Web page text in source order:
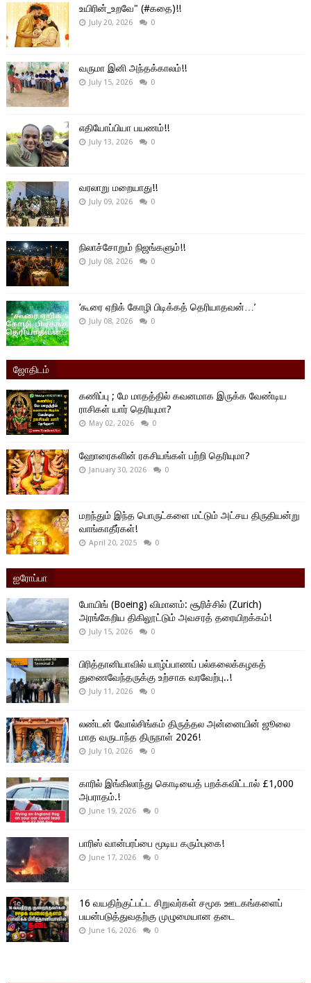
உயிரின்_உறவே" (#கதை)!!
July 20, 2026 0
வருமா இனி அந்தக்காலம்!!
July 15, 2026 0
எதியோப்பியா பயணம்!!
July 13, 2026 0
வரலாறு மறையாது!!
July 09, 2026 0
நிலாச்சோறும் நிஜங்களும்!!
July 08, 2026 0
‘கூரை ஏறிக் கோழி பிடிக்கத் தெரியாதவன்…’
July 08, 2026 0
ஜோதிடம்
கணிப்பு ; மே மாதத்தில் கவனமாக இருக்க வேண்டிய
ராசிகள் யார் தெரியுமா?
May 02, 2026 0
ஹோரைகளின் ரகசியங்கள் பற்றி தெரியுமா?
January 30, 2026 0
மறந்தும் இந்த பொருட்களை மட்டும் அட்சய திருதியன்று
வாங்காதீர்கள்!
April 20, 2025 0
ஐரோப்பா
போயிங் (Boeing) விமானம்: சூரிச்சில் (Zurich)
அரங்கேறிய திகிலூட்டும் அவசரத் தரையிறக்கம்!
July 15, 2026 0
பிரித்தானியாவில் யாழ்ப்பாணப் பல்கலைக்கழகத்
துணைவேந்தருக்கு உற்சாக வரவேற்பு..!
July 11, 2026 0
லண்டன் வோல்சிங்கம் திருத்தல அன்னையின் ஜூலை
மாத வருடாந்த திருநாள் 2026!
July 10, 2026 0
காரில் இங்கிலாந்து கொடியைத் பறக்கவிட்டால் £1,000
அபராதம்.!
June 19, 2026 0
பாரிஸ் வான்பரப்பை மூடிய கரும்புகை!
June 17, 2026 0
16 வயதிற்குட்பட்ட சிறுவர்கள் சமூக ஊடகங்களைப்
பயன்படுத்துவதற்கு முழுமையான தடை
June 16, 2026 0